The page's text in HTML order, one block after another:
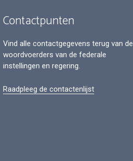
Contactpunten
Vind alle contactgegevens terug van de
woordvoerders van de federale
instellingen en regering.
Raadpleeg de contactenlijst